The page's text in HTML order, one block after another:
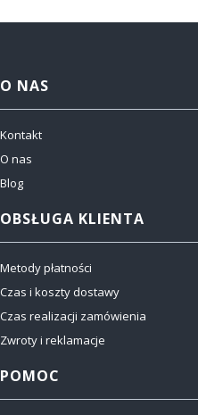
Linki w stopce
O NAS
Kontakt
O nas
Blog
OBSŁUGA KLIENTA
Metody płatności
Czas i koszty dostawy
Czas realizacji zamówienia
Zwroty i reklamacje
POMOC